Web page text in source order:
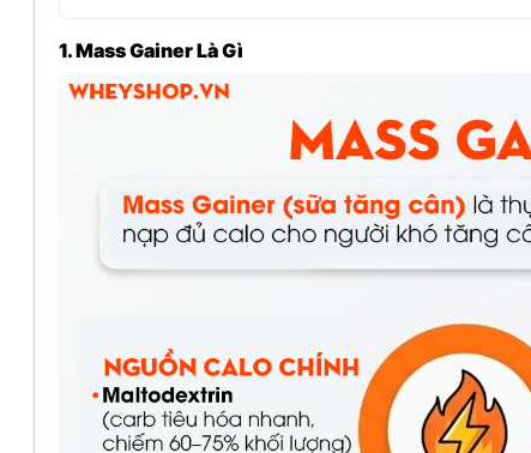
1. Mass Gainer Là Gì